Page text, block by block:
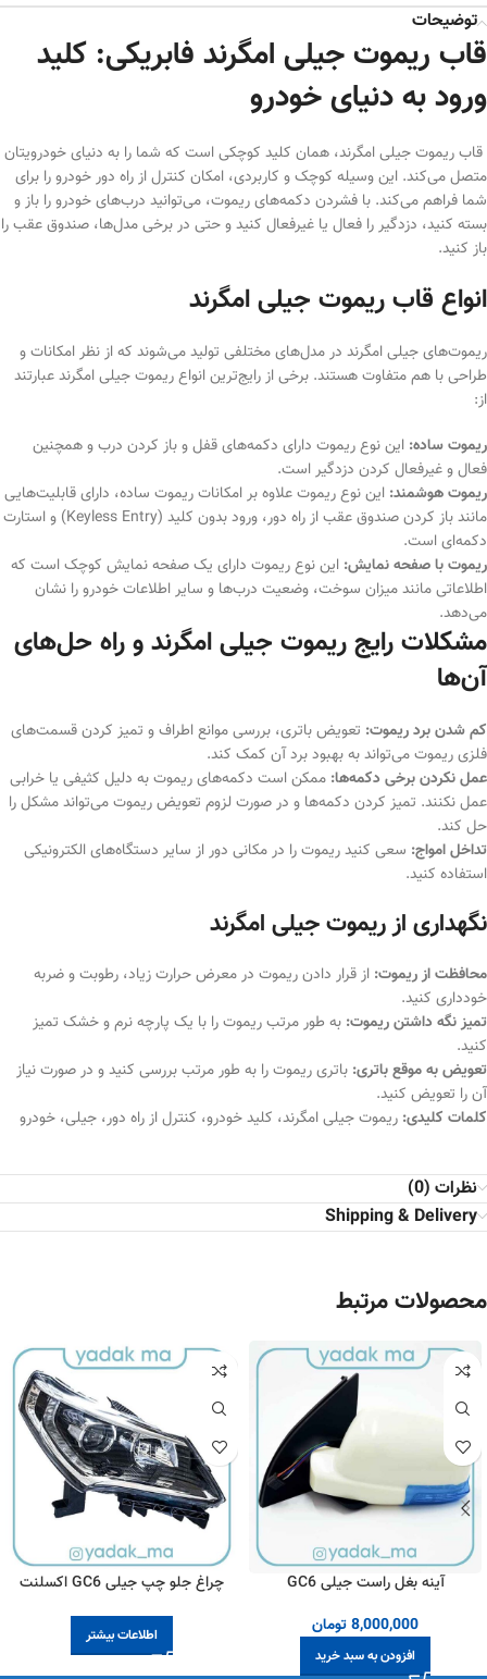
توضیحات
قاب ریموت جیلی امگرند فابریکی: کلید
ورود به دنیای خودرو
قاب ریموت جیلی امگرند، همان کلید کوچکی است که شما را به دنیای خودرویتان
متصل می‌کند. این وسیله کوچک و کاربردی، امکان کنترل از راه دور خودرو را برای
شما فراهم می‌کند. با فشردن دکمه‌های ریموت، می‌توانید درب‌های خودرو را باز و
بسته کنید، دزدگیر را فعال یا غیرفعال کنید و حتی در برخی مدل‌ها، صندوق عقب را
باز کنید.
انواع قاب ریموت جیلی امگرند
ریموت‌های جیلی امگرند در مدل‌های مختلفی تولید می‌شوند که از نظر امکانات و
طراحی با هم متفاوت هستند. برخی از رایج‌ترین انواع ریموت جیلی امگرند عبارتند
از:
ریموت ساده: این نوع ریموت دارای دکمه‌های قفل و باز کردن درب و همچنین
فعال و غیرفعال کردن دزدگیر است.
ریموت هوشمند: این نوع ریموت علاوه بر امکانات ریموت ساده، دارای قابلیت‌هایی
مانند باز کردن صندوق عقب از راه دور، ورود بدون کلید (Keyless Entry) و استارت
دکمه‌ای است.
ریموت با صفحه نمایش: این نوع ریموت دارای یک صفحه نمایش کوچک است که
اطلاعاتی مانند میزان سوخت، وضعیت درب‌ها و سایر اطلاعات خودرو را نشان
می‌دهد.
مشکلات رایج ریموت جیلی امگرند و راه حل‌های
آن‌ها
کم شدن برد ریموت: تعویض باتری، بررسی موانع اطراف و تمیز کردن قسمت‌های
فلزی ریموت می‌تواند به بهبود برد آن کمک کند.
عمل نکردن برخی دکمه‌ها: ممکن است دکمه‌های ریموت به دلیل کثیفی یا خرابی
عمل نکنند. تمیز کردن دکمه‌ها و در صورت لزوم تعویض ریموت می‌تواند مشکل را
حل کند.
تداخل امواج: سعی کنید ریموت را در مکانی دور از سایر دستگاه‌های الکترونیکی
استفاده کنید.
نگهداری از ریموت جیلی امگرند
محافظت از ریموت: از قرار دادن ریموت در معرض حرارت زیاد، رطوبت و ضربه
خودداری کنید.
تمیز نگه داشتن ریموت: به طور مرتب ریموت را با یک پارچه نرم و خشک تمیز
کنید.
تعویض به موقع باتری: باتری ریموت را به طور مرتب بررسی کنید و در صورت نیاز
آن را تعویض کنید.
کلمات کلیدی: ریموت جیلی امگرند، کلید خودرو، کنترل از راه دور، جیلی، خودرو
نظرات (0)
Shipping & Delivery
محصولات مرتبط
آینه بغل راست جیلی GC6
8,000,000تومان
افزودن به سبد خرید
چراغ جلو چپ جیلی GC6 اکسلنت
اطلاعات بیشتر